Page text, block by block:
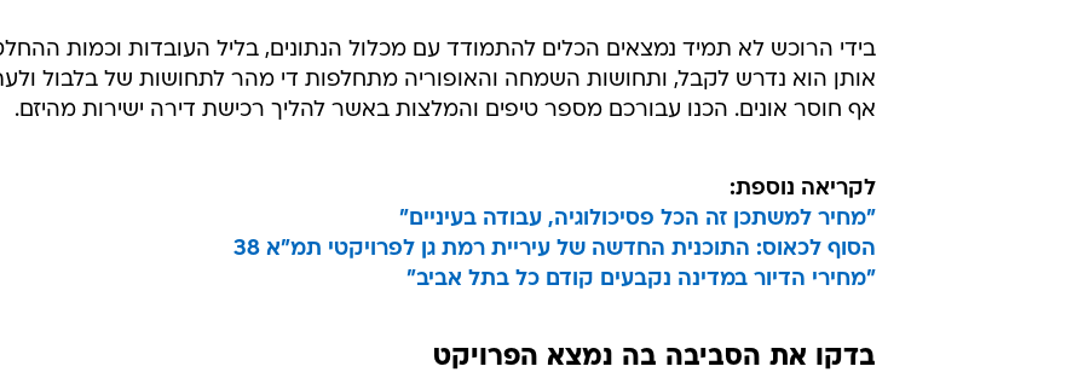
בידי הרוכש לא תמיד נמצאים הכלים להתמודד עם מכלול הנתונים, בליל העובדות וכמות
אותן הוא נדרש לקבל, ותחושות השמחה והאופוריה מתחלפות די מהר לתחושות של בלבול
אף חוסר אונים. הכנו עבורכם מספר טיפים והמלצות באשר להליך רכישת דירה ישירות מהיזם.
לקריאה נוספת:
"מחיר למשתכן זה הכל פסיכולוגיה, עבודה בעיניים"
הסוף לכאוס: התוכנית החדשה של עיריית רמת גן לפרויקטי תמ"א 38
"מחירי הדיור במדינה נקבעים קודם כל בתל אביב"
בדקו את הסביבה בה נמצא הפרויקט